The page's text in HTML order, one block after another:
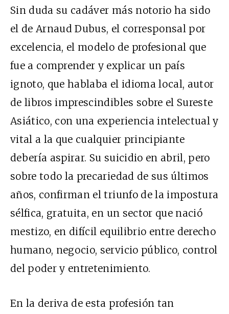
Sin duda su cadáver más notorio ha sido
el de Arnaud Dubus, el corresponsal por
excelencia, el modelo de profesional que
fue a comprender y explicar un país
ignoto, que hablaba el idioma local, autor
de libros imprescindibles sobre el Sureste
Asiático, con una experiencia intelectual y
vital a la que cualquier principiante
debería aspirar. Su suicidio en abril, pero
sobre todo la precariedad de sus últimos
años, confirman el triunfo de la impostura
sélfica, gratuita, en un sector que nació
mestizo, en difícil equilibrio entre derecho
humano, negocio, servicio público, control
del poder y entretenimiento.
En la deriva de esta profesión tan